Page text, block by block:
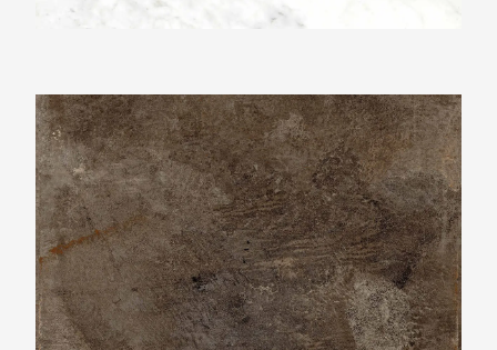
Ariostea Ultra Metal Brown Zinc